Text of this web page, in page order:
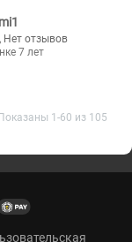
Нет отзывов
7 лет
Показаны 1-60 из 105